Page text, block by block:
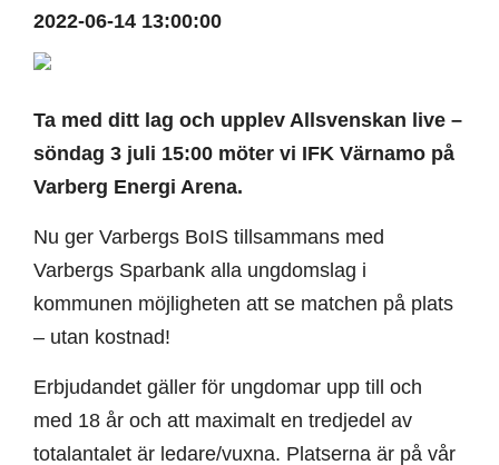
2022-06-14 13:00:00
Ta med ditt lag och upplev Allsvenskan live –
söndag 3 juli 15:00 möter vi IFK Värnamo på
Varberg Energi Arena.
Nu ger Varbergs BoIS tillsammans med
Varbergs Sparbank alla ungdomslag i
kommunen möjligheten att se matchen på plats
– utan kostnad!
Erbjudandet gäller för ungdomar upp till och
med 18 år och att maximalt en tredjedel av
totalantalet är ledare/vuxna. Platserna är på vår